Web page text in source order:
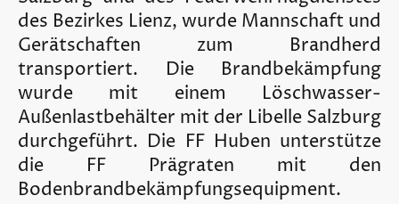
des Bezirkes Lienz, wurde Mannschaft und
Gerätschaften zum Brandherd
transportiert. Die Brandbekämpfung
wurde mit einem Löschwasser-
Außenlastbehälter mit der Libelle Salzburg
durchgeführt. Die FF Huben unterstütze
die FF Prägraten mit den
Bodenbrandbekämpfungsequipment.